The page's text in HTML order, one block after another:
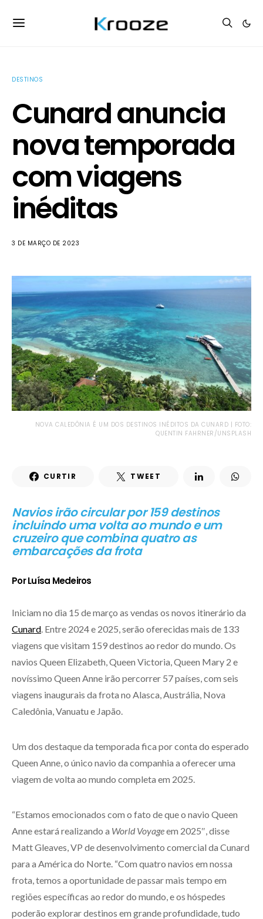
DESTINOS
Cunard anuncia
nova temporada
com viagens
inéditas
3 DE MARÇO DE 2023
NOVA CALEDÔNIA É UM DOS DESTINOS INÉDITOS DA CUNARD | FOTO:
QUENTIN FAHRNER/UNSPLASH
CURTIR TWEET
Navios irão circular por 159 destinos
incluindo uma volta ao mundo e um
cruzeiro que combina quatro as
embarcaçõesda frota
Por Luísa Medeiros
Iniciam no dia 15 de março as vendas os novos itinerário da
Cunard . Entre 2024 e 2025, serão oferecidas mais de 133
viagens que visitam 159 destinos ao redor do mundo. Os
navios Queen Elizabeth, Queen Victoria, Queen Mary 2 e
novíssimo Queen Anne irão percorrer 57 países, com seis
viagens inaugurais da frota no Alasca, Austrália, Nova
Caledônia, Vanuatu e Japão.
Um dos destaque da temporada fica por conta do esperado
Queen Anne, o único navio da companhia a oferecer uma
viagem de volta ao mundo completa em 2025.
“Estamos emocionados com o fato de que o navio Queen
Anne estará realizando a World Voyageem 2025″, disse
Matt Gleaves, VP de desenvolvimento comercial da Cunard
para a América do Norte. “Com quatro navios em nossa
frota, temos a oportunidade de passar mais tempo em
regiões específicas ao redor do mundo, e os hóspedes
poderão explorar destinos em grande profundidade, tudo